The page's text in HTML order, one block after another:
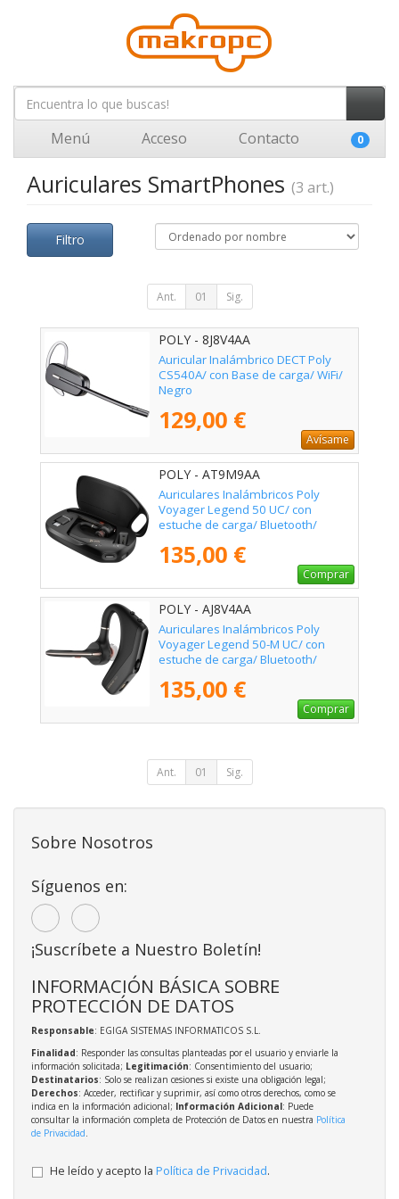
Menú Acceso Contacto 0
Auriculares SmartPhones (3 art.)
Filtro
Ant. 01 Sig.
POLY - 8J8V4AA
Auricular Inalámbrico DECT Poly
CS540A/ con Base de carga/ WiFi/
Negro
129,00 €
Avísame
POLY - AT9M9AA
Auriculares Inalámbricos Poly
Voyager Legend 50 UC/ con
estuche de carga/ Bluetooth/
135,00 €
Comprar
POLY - AJ8V4AA
Auriculares Inalámbricos Poly
Voyager Legend 50-M UC/ con
estuche de carga/ Bluetooth/
135,00 €
Comprar
Ant. 01 Sig.
Sobre Nosotros
Síguenos en:
¡Suscríbete a Nuestro Boletín!
INFORMACIÓN BÁSICA SOBRE
PROTECCIÓN DE DATOS
Responsable: EGIGA SISTEMAS INFORMATICOS S.L.
Finalidad: Responder las consultas planteadas por el usuario y enviarle la
información solicitada; Legitimación: Consentimiento del usuario;
Destinatarios: Solo se realizan cesiones si existe una obligación legal;
Derechos: Acceder, rectificar y suprimir, así como otros derechos, como se
indica en la información adicional; Información Adicional: Puede
consultar la información completa de Protección de Datos en nuestra Política
de Privacidad.
He leído y acepto la Política de Privacidad.